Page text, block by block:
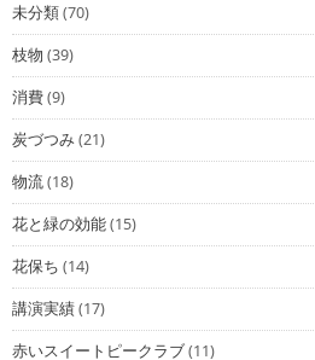
未分類(70)
枝物 (39)
消費(9)
炭づつみ(21)
物流(18)
花と緑の効能(15)
花保ち (14)
講演実績(17)
赤いスイートピークラブ(11)